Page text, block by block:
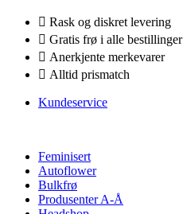
Rask og diskret levering
Gratis frø i alle bestillinger
Anerkjente merkevarer
Alltid prismatch
Kundeservice
Feminisert
Autoflower
Bulkfrø
Produsenter A-Å